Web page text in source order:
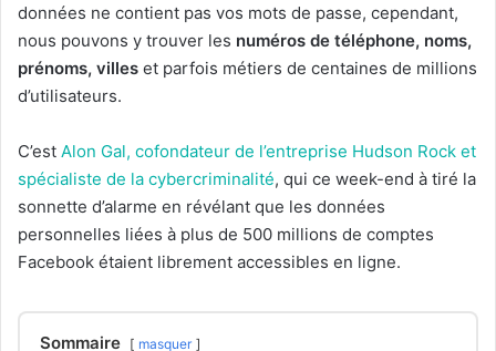
données ne contient pas vos mots de passe, cependant,
nous pouvons y trouver les numéros de téléphone, noms,
prénoms, villes et parfois métiers de centaines de millions
d’utilisateurs.
C’est Alon Gal, cofondateur de l’entreprise Hudson Rock et
spécialiste de la cybercriminalité, qui ce week-end à tiré la
sonnette d’alarme en révélant que les données
personnelles liées à plus de 500 millions de comptes
Facebook étaient librement accessibles en ligne.
Sommaire masquer